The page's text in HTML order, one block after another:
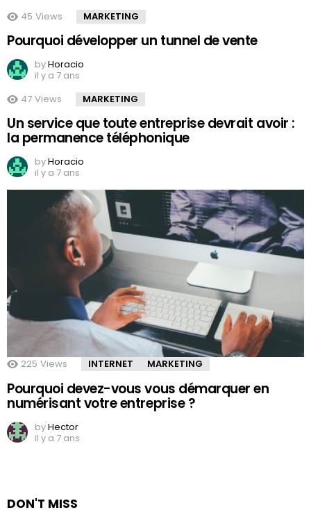
45 Views MARKETING
Pourquoi développer un tunnel de vente
byHoracio
il y a 7 ans
47 Views MARKETING
Un service que toute entreprise devrait avoir :
la permanence téléphonique
byHoracio
il y a 7 ans
225 Views INTERNET MARKETING
Pourquoi devez-vous vous démarquer en
numérisant votre entreprise ?
byHector
il y a 7 ans
DON'T MISS